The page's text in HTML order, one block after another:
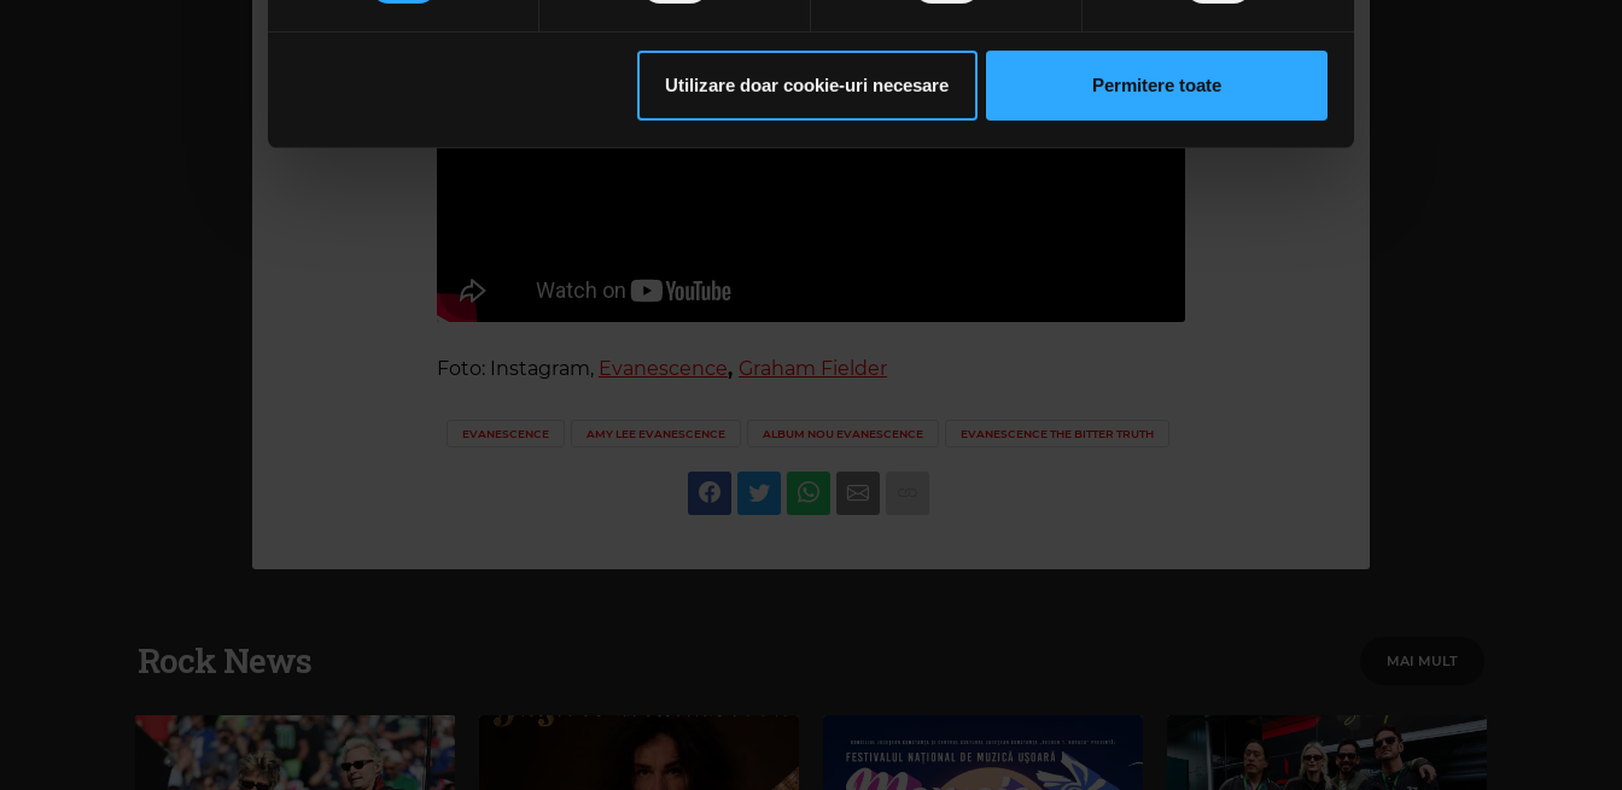
traficul. De asemenea, le oferim partenerilor de rețele sociale, de publicitate și de analize informații cu privire la modul în
care folosiți site-ul nostru. Aceștia le pot combina cu alte informații oferite de dvs. sau culese în urma folosirii serviciilor
Utilizare doar cookie-uri necesare Permitere toate
Foto: Instagram, Evanescence, Graham Fielder
EVANESCENCE AMY LEE EVANESCENCE ALBUM NOU EVANESCENCE EVANESCENCE THE BITTER TRUTH
Rock News MAI MULT